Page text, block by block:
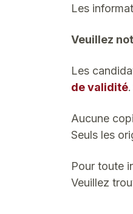
Les
Veuillez
Les
de validité
Aucune
Seuls les
Pour toute
Veuillez